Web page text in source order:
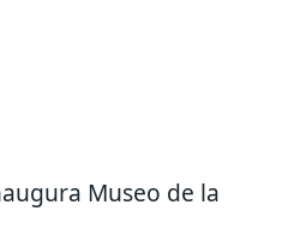
Museo de la